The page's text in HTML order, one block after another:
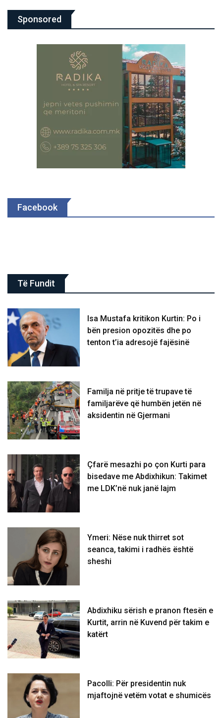
Sponsored
Facebook
Të Fundit
Isa Mustafa kritikon Kurtin: Po i
bën presion opozitës dhe po
tenton t’ia adresojë fajësinë
​Familja në pritje të trupave të
familjarëve që humbën jetën në
aksidentin në Gjermani
Çfarë mesazhi po çon Kurti para
bisedave me Abdixhikun: Takimet
me LDK’në nuk janë lajm
Ymeri: Nëse nuk thirret sot
seanca, takimi i radhës është
sheshi
Abdixhiku sërish e pranon ftesën e
Kurtit, arrin në Kuvend për takim e
katërt
Pacolli: Për presidentin nuk
mjaftojnë vetëm votat e shumicës